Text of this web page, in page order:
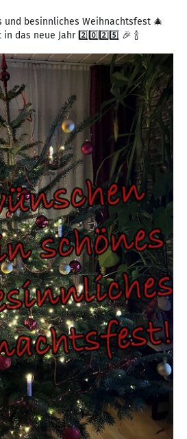
und besinnliches Weihnachtsfest 🎄
das neue Jahr 2️⃣0️⃣2️⃣5️⃣ 🎉 🍾